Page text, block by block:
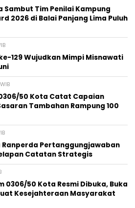
Sambut Tim Penilai Kampung
2026 di Balai Panjang Lima Puluh
129 Wujudkan Mimpi Misnawati
50 Kota Catat Capaian
Tambahan Rampung 100
Pertanggungjawaban
Catatan Strategis
0306/50 Kota Resmi Dibuka, Buka
Kesejahteraan Masyarakat